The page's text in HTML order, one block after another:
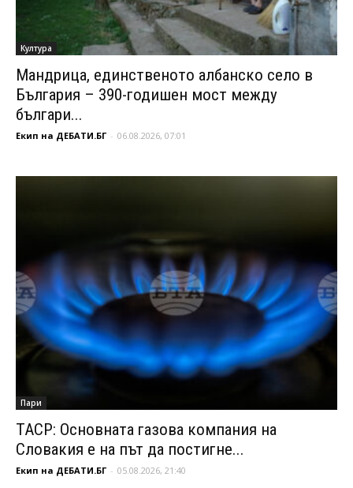
Култура
Мандрица, единственото албанско село в
България – 390-годишен мост между
българи...
Екип на ДЕБАТИ.БГ - 06.08.2026, 07:01
Пари
ТАСР: Основната газова компания на
Словакия е на път да постигне...
Екип на ДЕБАТИ.БГ - 05.08.2026, 21:40